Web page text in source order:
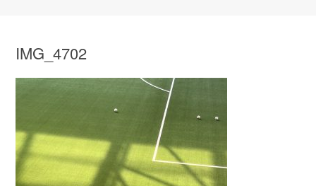
IMG_4702